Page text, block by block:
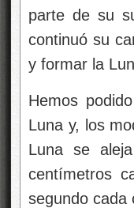
parte de su
continuó su
y formar la
Hemos
Luna y, los
Luna se
centímetros
segundo cada